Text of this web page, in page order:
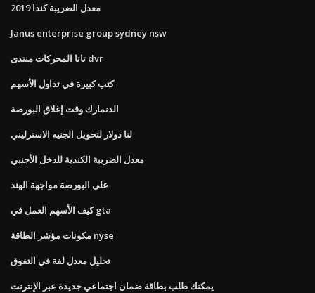
معدل الضريبة كندا 2019
Janus enterprise group sydney nsw
تاتا المحركات منتدى dvr
كتب كبيرة في تداول الأسهم
الدنمارك وقت إغلاق البورصة
لنا دولار لتحويل الجنيه الاسترليني
معدل الضريبة الكندية للدخل الأجنبي
على البورصة مواجهة الهند
كيف الأسهم العمل في gta
مكونات مؤشر الطاقة nyse
تحليل معدل لفة في التفوق
يمكنك طلب بطاقة ضمان اجتماعي جديدة عبر الإنترنت